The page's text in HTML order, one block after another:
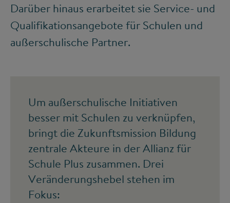
Darüber hinaus erarbeitet sie Service- und
Qualifikationsangebote für Schulen und
außerschulische Partner.
Um außerschulische Initiativen
besser mit Schulen zu verknüpfen,
bringt die Zukunftsmission Bildung
zentrale Akteure in der Allianz für
Schule Plus zusammen. Drei
Veränderungshebel stehen im
Fokus: